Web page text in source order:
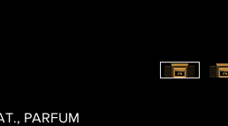
PARFUM,